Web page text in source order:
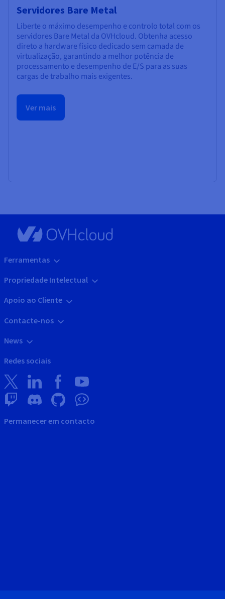
Servidores Bare Metal
Liberte o máximo desempenho e controlo total com os
servidores Bare Metal da OVHcloud. Obtenha acesso
direto a hardware físico dedicado sem camada de
virtualização, garantindo a melhor potência de
processamento e desempenho de E/S para as suas
cargas de trabalho mais exigentes.
Ver mais
Ferramentas
Propriedade Intelectual
Apoio ao Cliente
Contacte-nos
News
Redes sociais
Permanecer em contacto